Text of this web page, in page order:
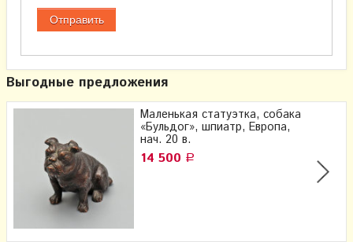
Выгодные предложения
Маленькая статуэтка, собака
«Бульдог», шпиатр, Европа,
нач. 20 в.
14 500 Р